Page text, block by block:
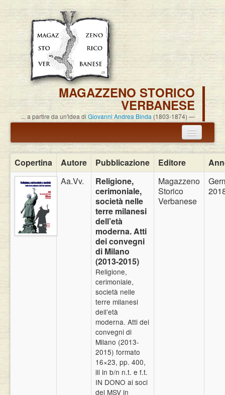
MAGAZZENO STORICO
VERBANESE
... a partire da un'idea di Giovanni Andrea Binda (1803-1874)
Annuncio termine attività
Carlo Alessandro Pisoni
Associazione
Pubblicazioni
Eventi
Copertina Autore Pubblicazione Editore
Aa.Vv.
Religione,
cerimoniale,
società nelle
terre milanesi
dell’età
moderna. Atti
dei convegni
di Milano
(2013-2015)
Religione,
cerimoniale,
società nelle
terre milanesi
dell’età
moderna. Atti dei
convegni di
Milano (2013-
2015) formato
16×23, pp. 400,
ill in b/n n.t. e f.t.
IN DONO ai soci
del MSV in
Magazzeno
Storico
Verbanese